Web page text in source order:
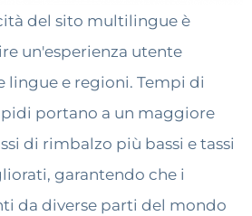
del sito multilingue è
un'esperienza utente
lingue e regioni. Tempi di
portano a un maggiore
di rimbalzo più bassi e tassi
garantendo che i
da diverse parti del mondo